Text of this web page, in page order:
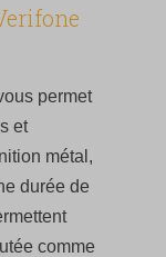
permet
et
métal,
durée de
comme